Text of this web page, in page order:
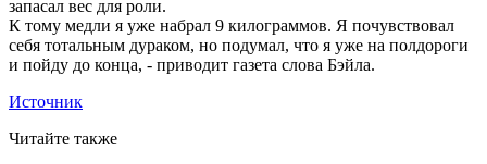
запасал вес для роли.
К тому медли я уже набрал 9 килограммов. Я почувствовал
себя тотальным дураком, но подумал, что я уже на полдороги
и пойду до конца, - приводит газета слова Бэйла.
Источник
Читайте также